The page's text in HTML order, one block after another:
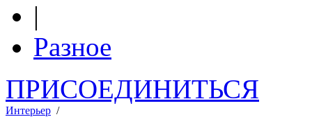
|
Разное
ПРИСОЕДИНИТЬСЯ
Интерьер /